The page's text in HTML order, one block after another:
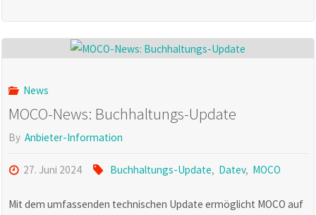
Neue
die
Android
AppMOCO-
News
MOCO-News: Buchhaltungs-Update
By Anbieter-Information
27. Juni 2024 Buchhaltungs-Update, Datev, MOCO
Mit dem umfassenden technischen Update ermöglicht MOCO auf